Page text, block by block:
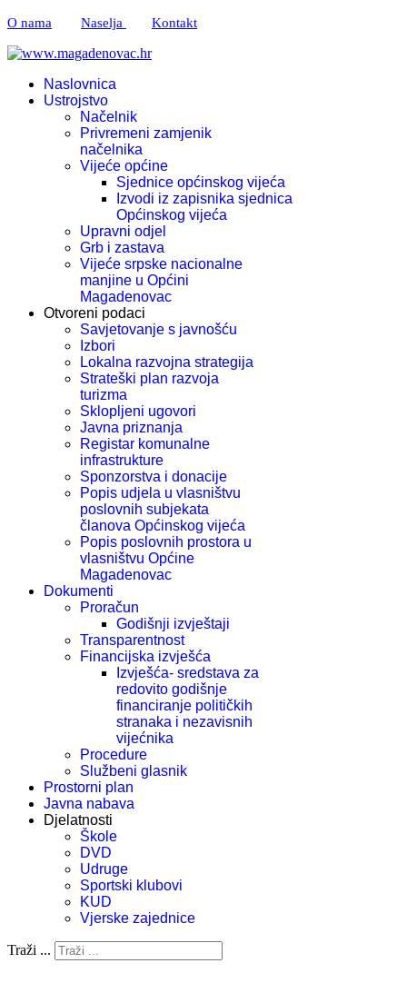
O nama Naselja Kontakt
Naslovnica
Ustrojstvo
Načelnik
Privremeni zamjenik
načelnika
Vijeće općine
Sjednice općinskog vijeća
Izvodi iz zapisnika sjednica
Općinskog vijeća
Upravni odjel
Grb i zastava
Vijeće srpske nacionalne
manjine u Općini
Magadenovac
Otvoreni podaci
Savjetovanje s javnošću
Izbori
Lokalna razvojna strategija
Strateški plan razvoja
turizma
Sklopljeni ugovori
Javna priznanja
Registar komunalne
infrastrukture
Sponzorstva i donacije
Popis udjela u vlasništvu
poslovnih subjekata
članova Općinskog vijeća
Popis poslovnih prostora u
vlasništvu Općine
Magadenovac
Dokumenti
Proračun
Godišnji izvještaji
Transparentnost
Financijska izvješća
Izvješća- sredstava za
redovito godišnje
financiranje političkih
stranaka i nezavisnih
vijećnika
Procedure
Službeni glasnik
Prostorni plan
Javna nabava
Djelatnosti
Škole
DVD
Udruge
Sportski klubovi
KUD
Vjerske zajednice
Traži ...